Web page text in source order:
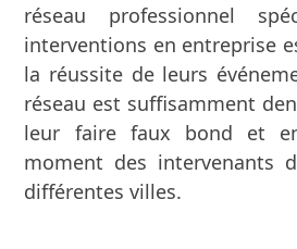
réseau professionnel
interventions en entreprise
la réussite de leurs
réseau est suffisamment
leur faire faux bond et
moment des intervenants
différentes villes.